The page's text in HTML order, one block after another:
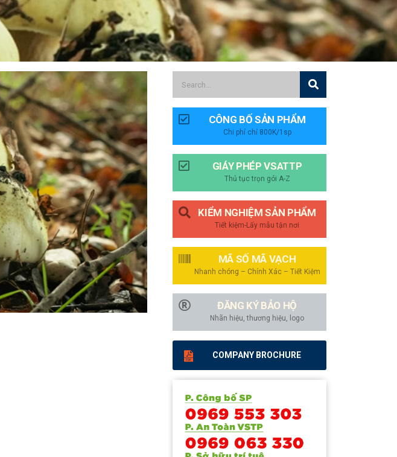
CÔNG BỐ SẢN PHẨM
Chi phí chỉ 800K/1sp
GIÁY PHÉP VSATTP
Thủ tục trọn gói A-Z
KIỂM NGHIỆM SẢN PHẨM
Tiết kiệm-Lấy mẫu tận nơi
MÃ SỐ MÃ VẠCH
Nhanh chóng – Chính Xác – Tiết Kiệm
ĐĂNG KÝ BẢO HỘ
Nhãn hiệu, thương hiệu, logo
COMPANY BROCHURE